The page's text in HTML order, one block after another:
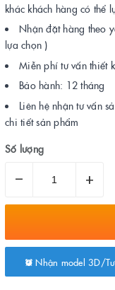
khác khách hàng có thể
Nhận đặt hàng theo
lựa chọn )
Miễn phí tư vấn thiết
Bảo hành: 12 tháng
Liên hệ nhận tư vấn
chi tiết sản phẩm
Số lượng
– +
Nhận model 3D/